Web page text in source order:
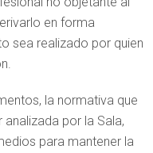
en forma
sea realizado por quien
la normativa que
por la Sala,
para mantener la